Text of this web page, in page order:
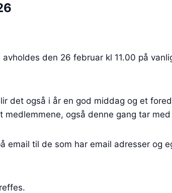
den 26 februar kl 11.00 på
det også i år en god middag og et
medlemmene, også denne gang tar
email til de som har email adresser og